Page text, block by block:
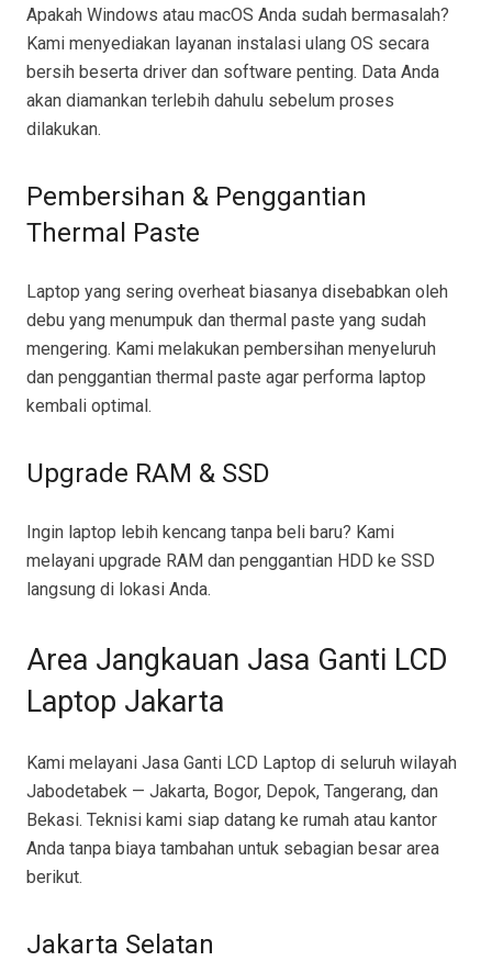
Apakah Windows atau macOS Anda sudah bermasalah?
Kami menyediakan layanan instalasi ulang OS secara
bersih beserta driver dan software penting. Data Anda
akan diamankan terlebih dahulu sebelum proses
dilakukan.
Pembersihan & Penggantian
Thermal Paste
Laptop yang sering overheat biasanya disebabkan oleh
debu yang menumpuk dan thermal paste yang sudah
mengering. Kami melakukan pembersihan menyeluruh
dan penggantian thermal paste agar performa laptop
kembali optimal.
Upgrade RAM & SSD
Ingin laptop lebih kencang tanpa beli baru? Kami
melayani upgrade RAM dan penggantian HDD ke SSD
langsung di lokasi Anda.
Area Jangkauan Jasa Ganti LCD
Laptop Jakarta
Kami melayani Jasa Ganti LCD Laptop di seluruh wilayah
Jabodetabek — Jakarta, Bogor, Depok, Tangerang, dan
Bekasi. Teknisi kami siap datang ke rumah atau kantor
Anda tanpa biaya tambahan untuk sebagian besar area
berikut.
Jakarta Selatan